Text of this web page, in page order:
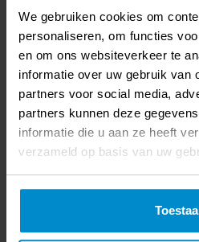
We gebruiken cookies om
personaliseren, om functies
en om ons websiteverkeer te
informatie over uw gebruik van
partners voor social media,
partners kunnen deze
informatie die u aan ze heeft
verzameld op basis van uw
de realisatie van 64 woningen.
toegepast als basis voor de
De funderingsbalken zijn
conform projectspecificaties en
verschillende woningtypes
toepassing van prefab
op een efficiënte en eenduidige
gerealiseerd. De
Van Zanten Bouw.